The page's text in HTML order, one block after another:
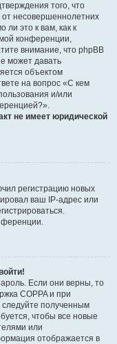
того, что
несовершеннолетних
это к вам, как к
конференции,
внимание, что phpBB
может давать
объектом
на вопрос «С кем
и/или
не имеет юридической
регистрацию новых
ваш IP-адрес или
Если они верны, то
COPPA и при
следуйте полученным
чтобы все новые
или
отображается в